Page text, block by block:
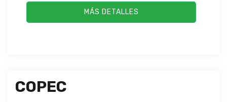
MÁS DETALLES
COPEC